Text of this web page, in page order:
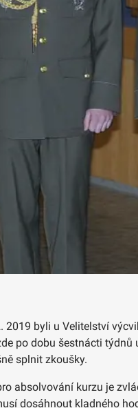
2019 byli u Velitelství
po dobu šestnácti
splnit zkoušky.
absolvování kurzu je
dosáhnout kladného